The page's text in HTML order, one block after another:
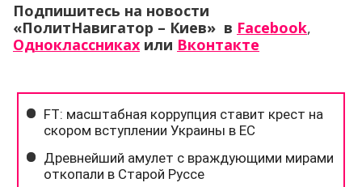
Подпишитесь на новости
«ПолитНавигатор – Киев» в Facebook,
Одноклассниках или Вконтакте